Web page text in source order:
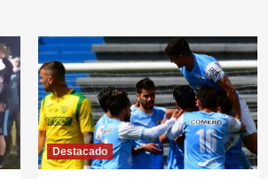
Destacado